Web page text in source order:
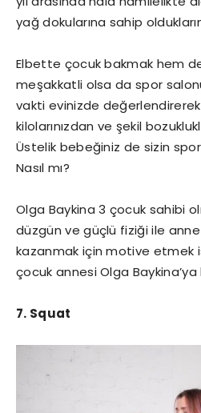
yağ dokularına sahip
Elbette çocuk bakmak hem
meşakkatli olsa da spor
vakti evinizde
kilolarınızdan ve şekil
Üstelik bebeğiniz de sizin spor
Nasıl mı?
Olga Baykina 3 çocuk sahibi
düzgün ve güçlü fiziği ile anne
kazanmak için motive etmek
çocuk annesi Olga Baykina’ya
7. Squat